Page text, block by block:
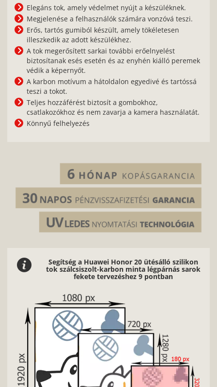
Elegáns tok, amely védelmet nyújt a készüléknek.
Megjelenése a felhasználók számára vonzóvá teszi.
Erős, tartós gumiból készült, amely tökéletesen
illeszkedik az adott készülékhez.
A tok megerősített sarkai további erőelnyelést
biztosítanak esés esetén és az enyhén kiálló peremek
védik a képernyőt.
A karbon motívum a hátoldalon egyedivé és tartóssá
teszi a tokot.
Teljes hozzáférést biztosít a gombokhoz,
csatlakozókhoz és nem zavarja a kamera használatát.
Könnyű felhelyezés
Segítség a Huawei Honor 20 ütésálló szilikon
tok szálcsiszolt-karbon minta légpárnás sarok
fekete tervezéshez 9 pontban